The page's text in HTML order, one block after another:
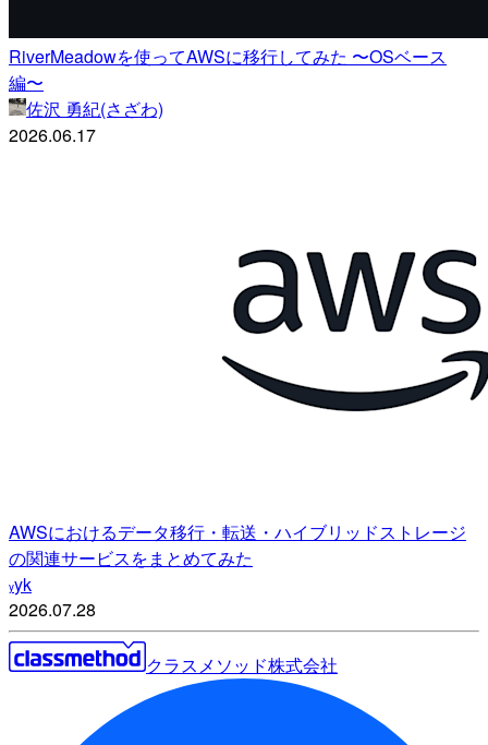
RiverMeadowを使ってAWSに移行してみた 〜OSベース
編〜
佐沢 勇紀(さざわ)
2026.06.17
AWSにおけるデータ移行・転送・ハイブリッドストレージ
の関連サービスをまとめてみた
yyk
2026.07.28
クラスメソッド株式会社